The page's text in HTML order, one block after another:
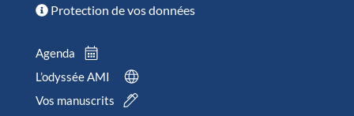
Protection de vos données
Agenda
L’odyssée AMI
Vos manuscrits